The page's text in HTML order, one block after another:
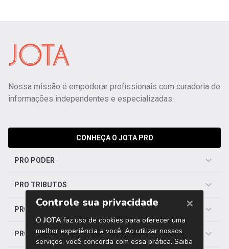
Nossa missão é empoderar profissionais com curadoria de
informações independentes e especializadas.
CONHEÇA O JOTA PRO
PRO PODER
PRO TRIBUTOS
PRO TRABALHISTA
PRO SAÚDE